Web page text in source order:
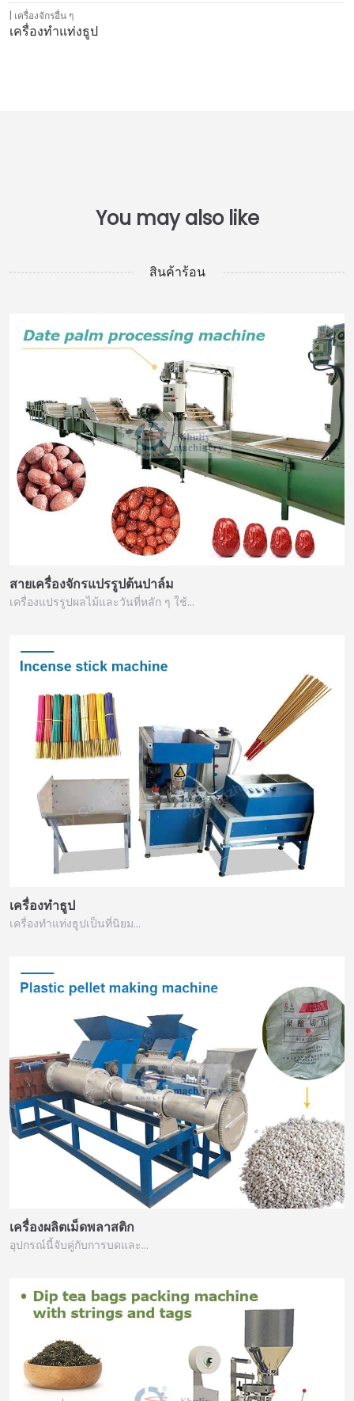
เครื่องจักรอื่น ๆ
เครื่องทำแท่งธูป
สินค้าร้อน
สายเครื่องจักรแปรรูปต้นปาล์ม
เครื่องแปรรูปผลไม้และวันที่หลัก ๆ ใช้…
เครื่องทำธูป
เครื่องทำแท่งธูปเป็นที่นิยม…
เครื่องผลิตเม็ดพลาสติก
อุปกรณ์นี้จับคู่กับการบดและ…